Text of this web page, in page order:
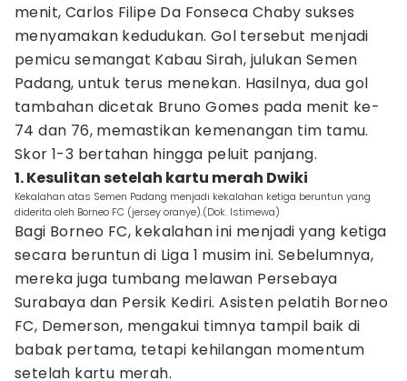
menit, Carlos Filipe Da Fonseca Chaby sukses
menyamakan kedudukan. Gol tersebut menjadi
pemicu semangat Kabau Sirah, julukan Semen
Padang, untuk terus menekan. Hasilnya, dua gol
tambahan dicetak Bruno Gomes pada menit ke-
74 dan 76, memastikan kemenangan tim tamu.
Skor 1-3 bertahan hingga peluit panjang.
1. Kesulitan setelah kartu merah Dwiki
Kekalahan atas Semen Padang menjadi kekalahan ketiga beruntun yang
diderita oleh Borneo FC (jersey oranye).(Dok. Istimewa)
Bagi Borneo FC, kekalahan ini menjadi yang ketiga
secara beruntun di Liga 1 musim ini. Sebelumnya,
mereka juga tumbang melawan Persebaya
Surabaya dan Persik Kediri. Asisten pelatih Borneo
FC, Demerson, mengakui timnya tampil baik di
babak pertama, tetapi kehilangan momentum
setelah kartu merah.